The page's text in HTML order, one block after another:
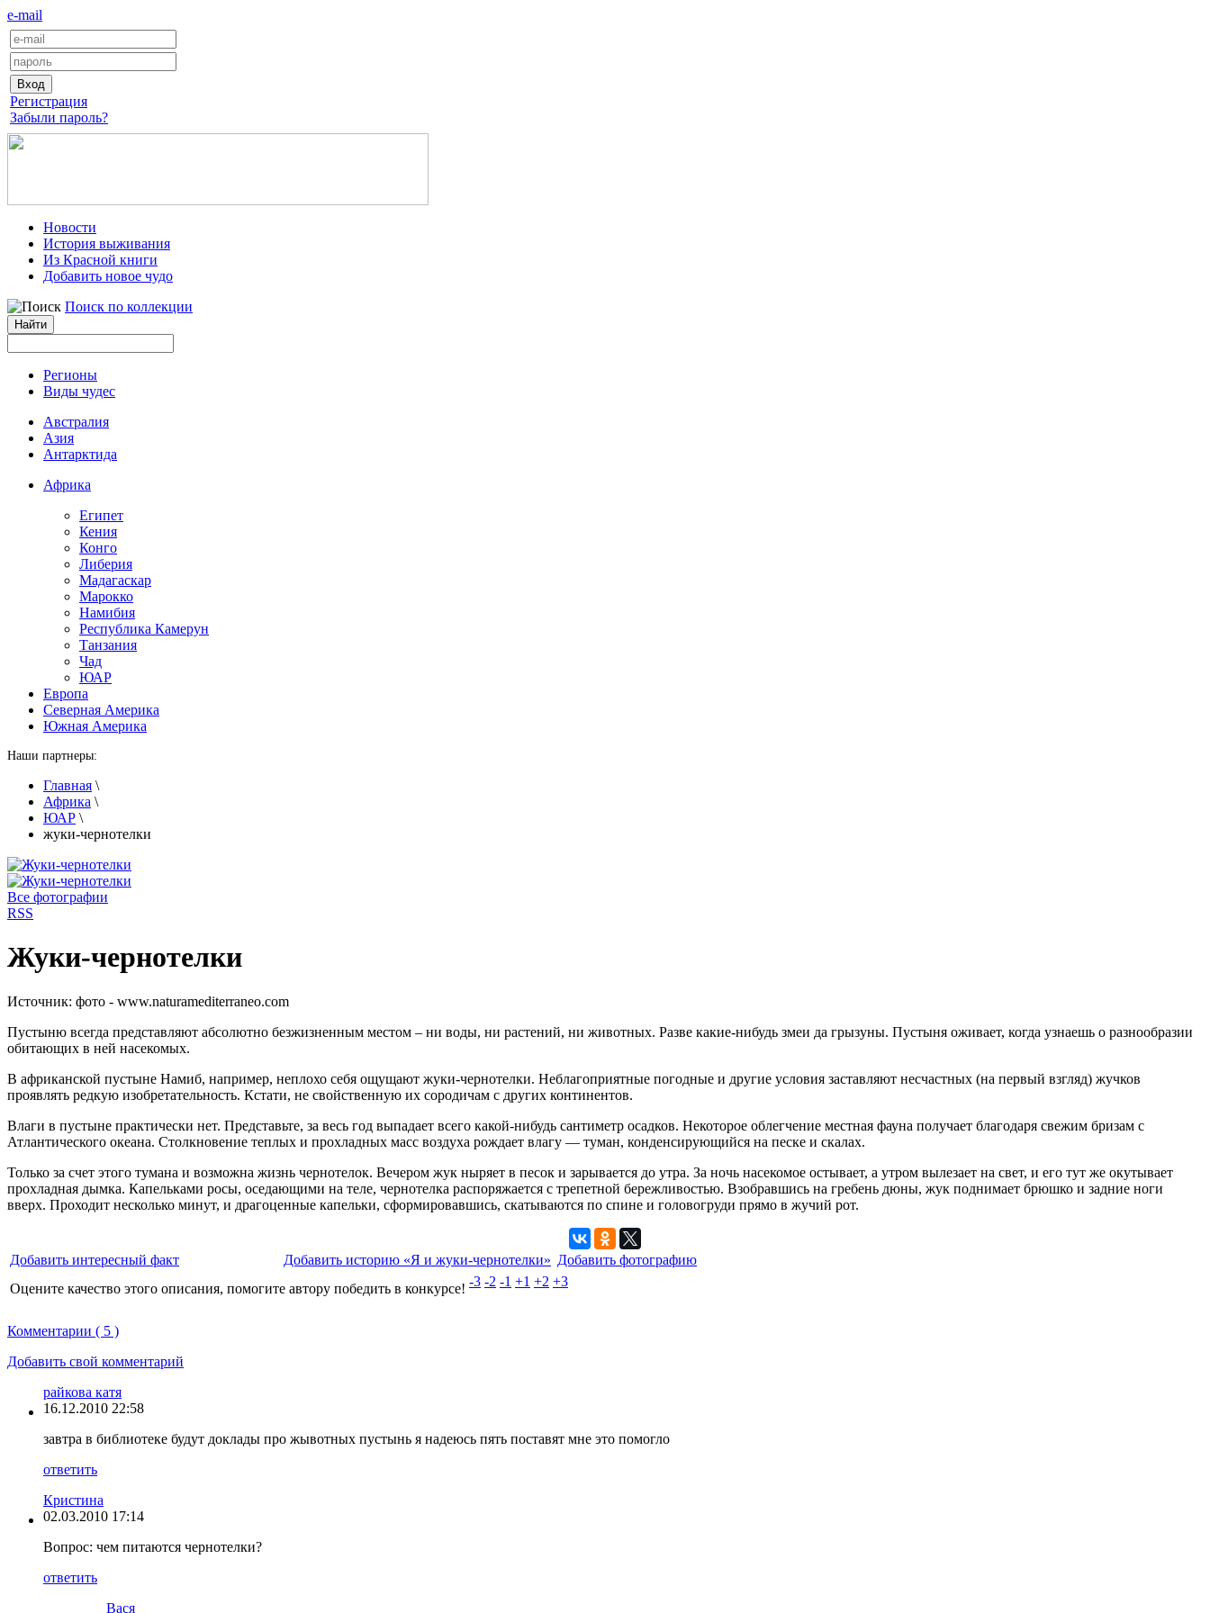
e-mail
Регистрация
Забыли пароль?
Новости
История выживания
Из Красной книги
Добавить новое чудо
Поиск по коллекции
Регионы
Виды чудес
Австралия
Азия
Антарктида
Африка
Египет
Кения
Конго
Либерия
Мадагаскар
Марокко
Намибия
Республика Камерун
Танзания
Чад
ЮАР
Европа
Северная Америка
Южная Америка
Наши партнеры:
Главная \
Африка \
ЮАР \
жуки-чернотелки
Все фотографии
RSS
Жуки-чернотелки
Источник: фото - www.naturamediterraneo.com
Пустыню всегда представляют абсолютно безжизненным местом – ни воды, ни растений, ни животных. Разве какие-нибудь змеи да грызуны. Пустыня оживает, когда узнаешь о разнообразии
обитающих в ней насекомых.
В африканской пустыне Намиб, например, неплохо себя ощущают жуки-чернотелки. Неблагоприятные погодные и другие условия заставляют несчастных (на первый взгляд) жучков
проявлять редкую изобретательность. Кстати, не свойственную их сородичам с других континентов.
Влаги в пустыне практически нет. Представьте, за весь год выпадает всего какой-нибудь сантиметр осадков. Некоторое облегчение местная фауна получает благодаря свежим бризам с
Атлантического океана. Столкновение теплых и прохладных масс воздуха рождает влагу — туман, конденсирующийся на песке и скалах.
Только за счет этого тумана и возможна жизнь чернотелок. Вечером жук ныряет в песок и зарывается до утра. За ночь насекомое остывает, а утром вылезает на свет, и его тут же окутывает
прохладная дымка. Капельками росы, оседающими на теле, чернотелка распоряжается с трепетной бережливостью. Взобравшись на гребень дюны, жук поднимает брюшко и задние ноги
вверх. Проходит несколько минут, и драгоценные капельки, сформировавшись, скатываются по спине и головогруди прямо в жучий рот.
Добавить интересный факт Добавить историю «Я и жуки-чернотелки» Добавить фотографию
Оцените качество этого описания, помогите автору победить в конкурсе! -3 -2 -1 +1 +2 +3
Комментарии ( 5 )
Добавить свой комментарий
райкова катя
16.12.2010 22:58
завтра в библиотеке будут доклады про жывотных пустынь я надеюсь пять поставят мне это помогло
ответить
Кристина
02.03.2010 17:14
Вопрос: чем питаются чернотелки?
ответить
Вася